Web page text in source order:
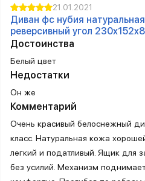
21.01.2021
Диван фс нубия
реверсивный угол
Достоинства
Белый цвет
Недостатки
Он же
Комментарий
Очень красивый белоснежный
класс. Натуральная кожа
легкий и податливый. Ящик для
без усилий. Механизм